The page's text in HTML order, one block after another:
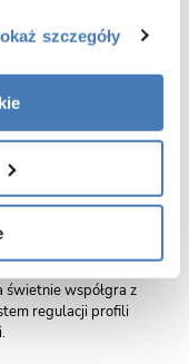
szczegóły
8 mm w przydymionym
na idealne
przesuwne gwarantują
ją doskonałym
.
świetnie współgra z
regulacji profili